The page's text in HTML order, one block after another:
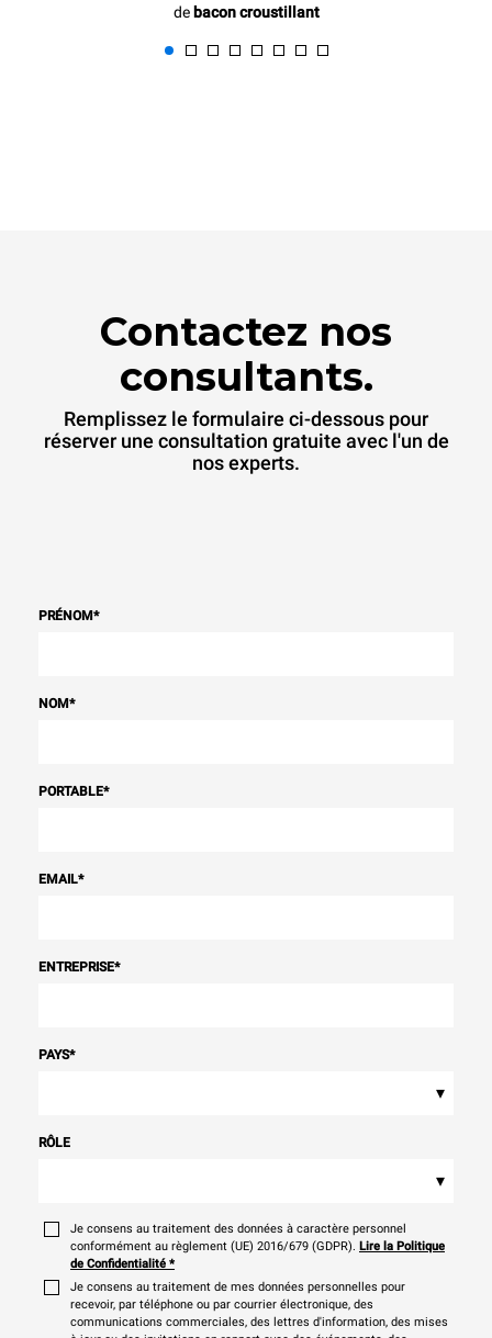
de bacon croustillant
Contactez nos
consultants.
Remplissez le formulaire ci-dessous pour
réserver une consultation gratuite avec l'un de
nos experts.
PRÉNOM*
NOM*
PORTABLE*
EMAIL*
ENTREPRISE*
PAYS*
▾
RÔLE
▾
Je consens au traitement des données à caractère personnel
conformément au règlement (UE) 2016/679 (GDPR). Lire la Politique
de Confidentialité *
Je consens au traitement de mes données personnelles pour
recevoir, par téléphone ou par courrier électronique, des
communications commerciales, des lettres d'information, des mises